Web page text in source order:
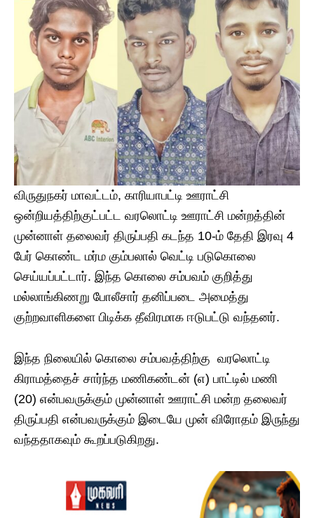
விருதுநகர் மாவட்டம், காரியாபட்டி ஊராட்சி
ஒன்றியத்திற்குட்பட்ட வரலொட்டி ஊராட்சி மன்றத்தின்
முன்னாள் தலைவர் திருப்பதி கடந்த 10-ம் தேதி இரவு 4
பேர் கொண்ட மர்ம கும்பலால் வெட்டி படுகொலை
செய்யப்பட்டார். இந்த கொலை சம்பவம் குறித்து
மல்லாங்கிணறு போலீசார் தனிப்படை அமைத்து
குற்றவாளிகளை பிடிக்க தீவிரமாக ஈடுபட்டு வந்தனர்.
இந்த நிலையில் கொலை சம்பவத்திற்கு வரலொட்டி
கிராமத்தைச் சார்ந்த மணிகண்டன் (எ) பாட்டில் மணி
(20) என்பவருக்கும் முன்னாள் ஊராட்சி மன்ற தலைவர்
திருப்பதி என்பவருக்கும் இடையே முன் விரோதம் இருந்து
வந்ததாகவும் கூறப்படுகிறது.